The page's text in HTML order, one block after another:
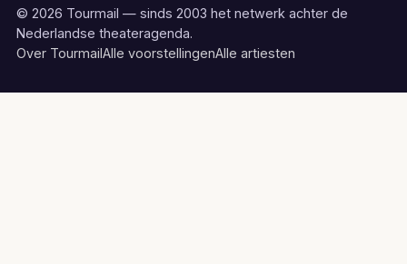
© 2026 Tourmail — sinds 2003 het netwerk achter de
Nederlandse theateragenda.
Over TourmailAlle voorstellingenAlle artiesten